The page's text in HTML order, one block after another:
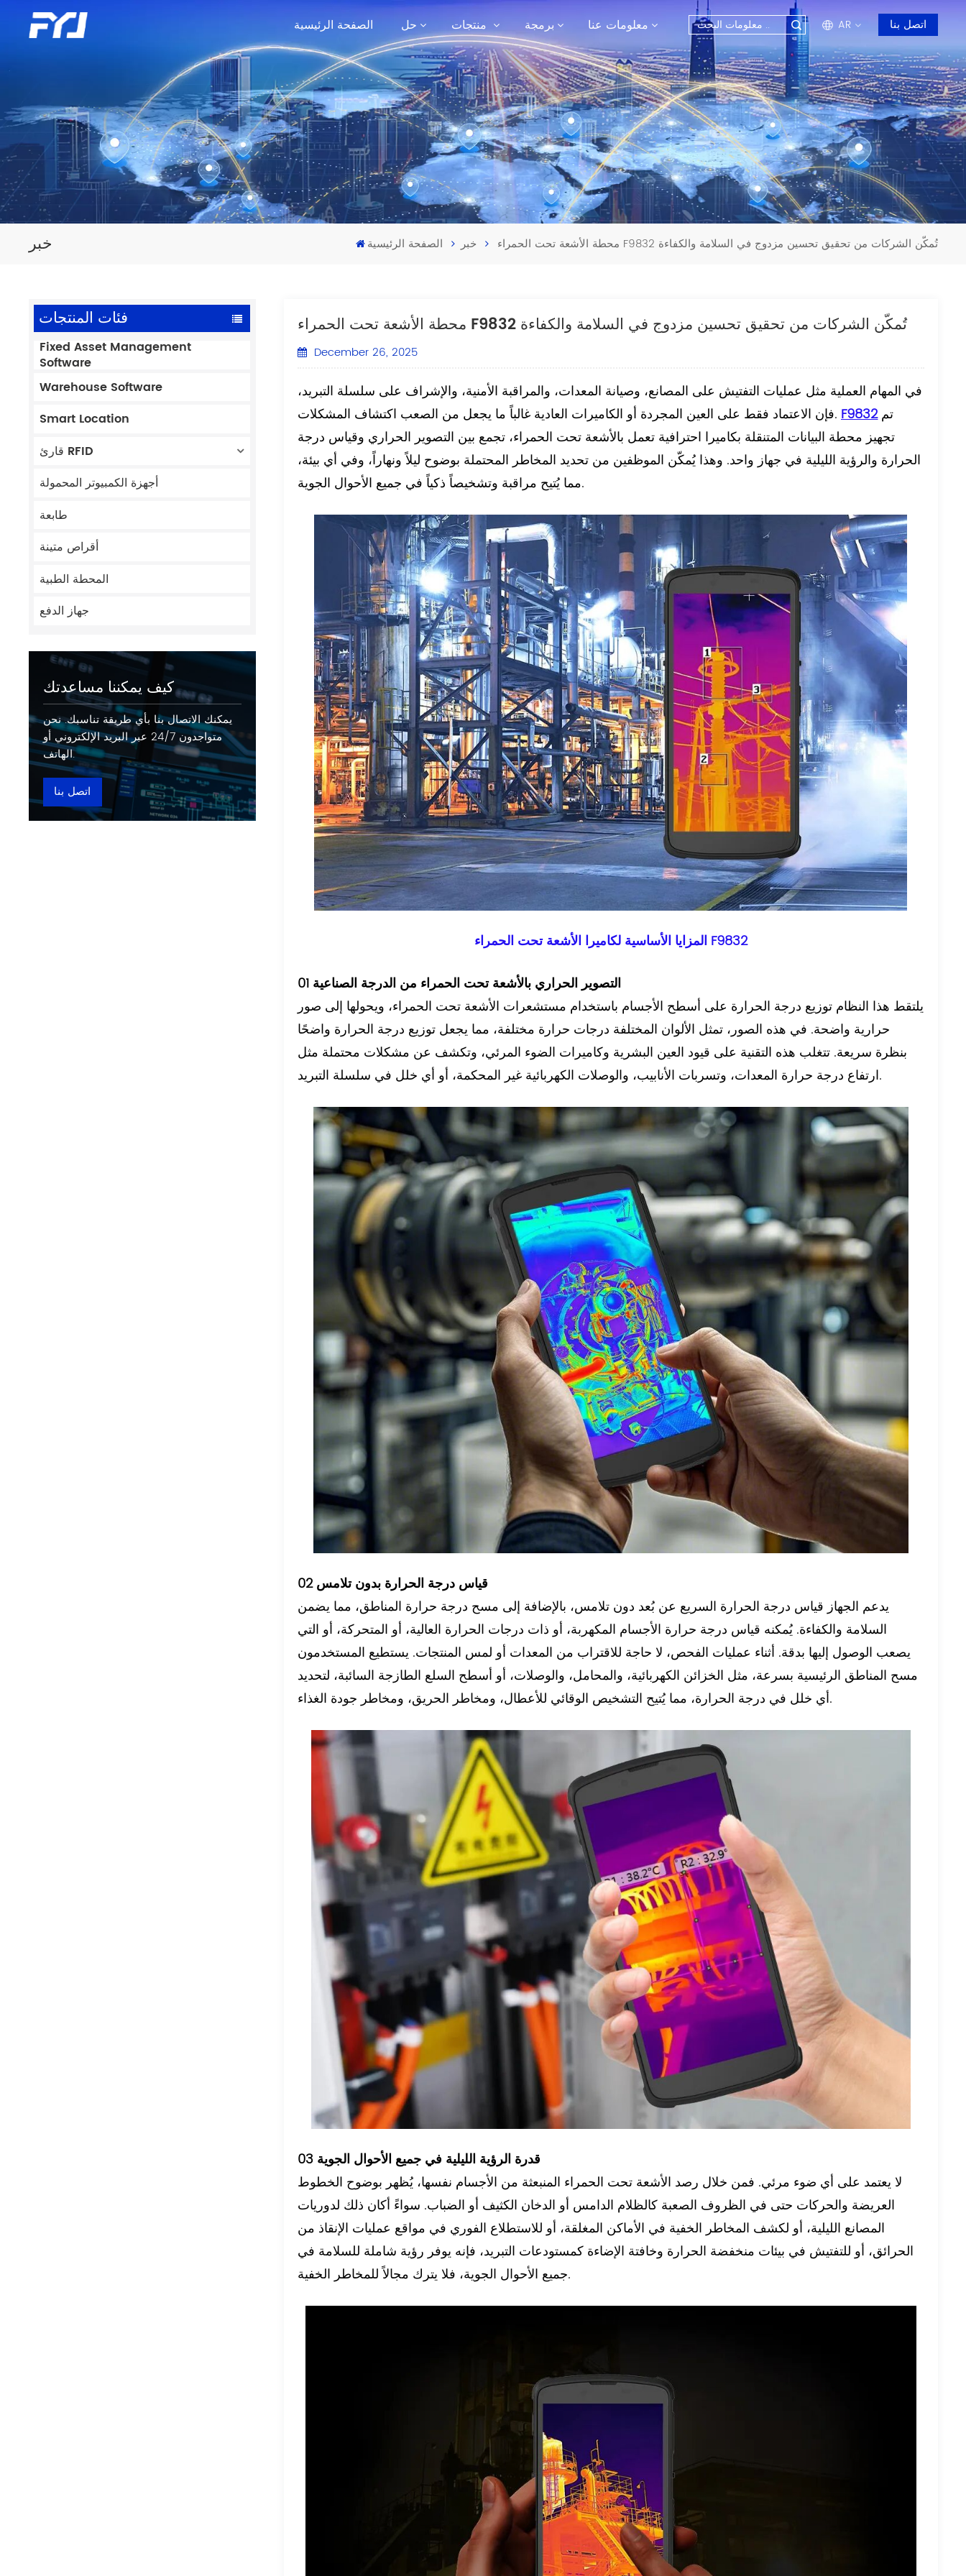
الصفحة الرئيسية حل برمجة معلومات عنا AR
en
fr
ru
es
ar
اتصل بنا
خبر الصفحة الرئيسية خبر محطة الأشعة تحت الحمراء F9832 تُمكّن الشركات من تحقيق تحسين مزدوج في السلامة والكفاءة
فئات المنتجات
Fixed Asset Management
Software
Warehouse Software
Smart Location
قارئ RFID
أجهزة الكمبيوتر المحمولة
طابعة
أقراص متينة
المحطة الطبية
جهاز الدفع
كيف يمكننا مساعدتك
يمكنك الاتصال بنا بأي طريقة تناسبك. نحن
متواجدون 24/7 عبر البريد الإلكتروني أو
الهاتف.
اتصل بنا
محطة الأشعة تحت الحمراء F9832 تُمكّن الشركات من تحقيق تحسين مزدوج في السلامة والكفاءة
December 26, 2025
في المهام العملية مثل عمليات التفتيش على المصانع، وصيانة المعدات، والمراقبة الأمنية، والإشراف على سلسلة التبريد،
فإن الاعتماد فقط على العين المجردة أو الكاميرات العادية غالباً ما يجعل من الصعب اكتشاف المشكلات.F9832تم
تجهيز محطة البيانات المتنقلة بكاميرا احترافية تعمل بالأشعة تحت الحمراء، تجمع بين التصوير الحراري وقياس درجة
الحرارة والرؤية الليلية في جهاز واحد. وهذا يُمكّن الموظفين من تحديد المخاطر المحتملة بوضوح ليلاً ونهاراً، وفي أي بيئة،
مما يُتيح مراقبة وتشخيصاً ذكياً في جميع الأحوال الجوية.
المزايا الأساسية لكاميرا الأشعة تحت الحمراء F9832
01 التصوير الحراري بالأشعة تحت الحمراء من الدرجة الصناعية
يلتقط هذا النظام توزيع درجة الحرارة على أسطح الأجسام باستخدام مستشعرات الأشعة تحت الحمراء، ويحولها إلى صور
حرارية واضحة. في هذه الصور، تمثل الألوان المختلفة درجات حرارة مختلفة، مما يجعل توزيع درجة الحرارة واضحًا
بنظرة سريعة. تتغلب هذه التقنية على قيود العين البشرية وكاميرات الضوء المرئي، وتكشف عن مشكلات محتملة مثل
ارتفاع درجة حرارة المعدات، وتسربات الأنابيب، والوصلات الكهربائية غير المحكمة، أو أي خلل في سلسلة التبريد.
02 قياس درجة الحرارة بدون تلامس
يدعم الجهاز قياس درجة الحرارة السريع عن بُعد دون تلامس، بالإضافة إلى مسح درجة حرارة المناطق، مما يضمن
السلامة والكفاءة. يُمكنه قياس درجة حرارة الأجسام المكهربة، أو ذات درجات الحرارة العالية، أو المتحركة، أو التي
يصعب الوصول إليها بدقة. أثناء عمليات الفحص، لا حاجة للاقتراب من المعدات أو لمس المنتجات. يستطيع المستخدمون
مسح المناطق الرئيسية بسرعة، مثل الخزائن الكهربائية، والمحامل، والوصلات، أو أسطح السلع الطازجة السائبة، لتحديد
أي خلل في درجة الحرارة، مما يُتيح التشخيص الوقائي للأعطال، ومخاطر الحريق، ومخاطر جودة الغذاء.
03 قدرة الرؤية الليلية في جميع الأحوال الجوية
لا يعتمد على أي ضوء مرئي. فمن خلال رصد الأشعة تحت الحمراء المنبعثة من الأجسام نفسها، يُظهر بوضوح الخطوط
العريضة والحركات حتى في الظروف الصعبة كالظلام الدامس أو الدخان الكثيف أو الضباب. سواءً أكان ذلك لدوريات
المصانع الليلية، أو لكشف المخاطر الخفية في الأماكن المغلقة، أو للاستطلاع الفوري في مواقع عمليات الإنقاذ من
الحرائق، أو للتفتيش في بيئات منخفضة الحرارة وخافتة الإضاءة كمستودعات التبريد، فإنه يوفر رؤية شاملة للسلامة في
جميع الأحوال الجوية، فلا يترك مجالاً للمخاطر الخفية.